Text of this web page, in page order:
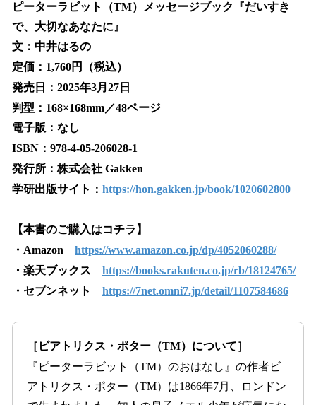
ピーターラビット（TM）メッセージブック『だいすき
で、大切なあなたに』
文：中井はるの
定価：1,760円（税込）
発売日：2025年3月27日
判型：168×168mm／48ページ
電子版：なし
ISBN：978-4-05-206028-1
発行所：株式会社 Gakken
学研出版サイト： https://hon.gakken.jp/book/1020602800
【本書のご購入はコチラ】
・Amazon https://www.amazon.co.jp/dp/4052060288/
・楽天ブックス https://books.rakuten.co.jp/rb/18124765/
・セブンネット https://7net.omni7.jp/detail/1107584686
［ビアトリクス・ポター（TM）について］
『ピーターラビット（TM）のおはなし』の作者ビ
アトリクス・ポター（TM）は1866年7月、ロンドン